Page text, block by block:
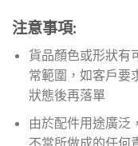
注意事項:
貨品顏色或形狀有
常範圍，如客戶要
狀態後再落單
由於配件用途廣泛
不當所做成的任何